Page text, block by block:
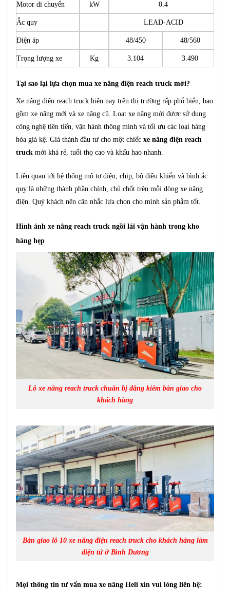
Motor di chuyển kW 0.4
Ắc quy LEAD-ACID
Điện áp 48/450 48/560
Trọng lượng xe Kg 3.104 3.490
Tại sao lại lựa chọn mua xe nâng điện reach truck mới?
Xe nâng điện reach truck hiện nay trên thị trường rấp phổ biển, bao
gồm xe nâng mới và xe nâng cũ. Loạt xe nâng mới được sử dụng
công nghệ tiên tiến, vận hành thông minh và tối ưu các loại hàng
hóa giá kệ. Giá thành đầu tư cho một chiếc xe nâng điện reach
truck mới khá rẻ, tuổi thọ cao và khấu hao nhanh.
Liên quan tới hệ thống mô tơ điện, chip, bộ điều khiển và bình ắc
quy là những thành phần chính, chủ chốt trên mỗi dòng xe nâng
điện. Quý khách nên cân nhắc lựa chọn cho mình sản phẩm tốt.
Hình ảnh xe nâng reach truck ngồi lái vận hành trong kho
hàng hẹp
Lô xe nâng reach truck chuẩn bị đăng kiểm bàn giao cho
khách hàng
Bàn giao lô 10 xe nâng điện reach truck cho khách hàng làm
điện tử ở Bình Dương
Mọi thông tin tư vấn mua xe nâng Heli xin vui lòng liên hệ: